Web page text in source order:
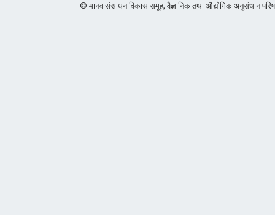
© मानव संसाधन विकास समूह, वैज्ञानिक तथा औद्योगिक अनुसंधान